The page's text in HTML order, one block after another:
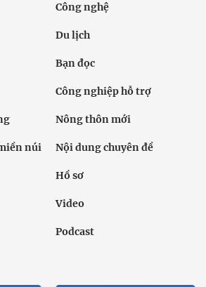
Công nghệ
Du lịch
Bạn đọc
Công nghiệp hỗ trợ
Nông thôn mới
núi Nội dung chuyên đề
Hồ sơ
Video
Podcast